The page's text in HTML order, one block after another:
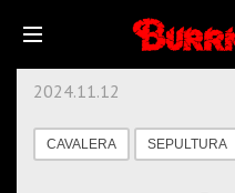
2024.11.12
CAVALERA SEPULTURA